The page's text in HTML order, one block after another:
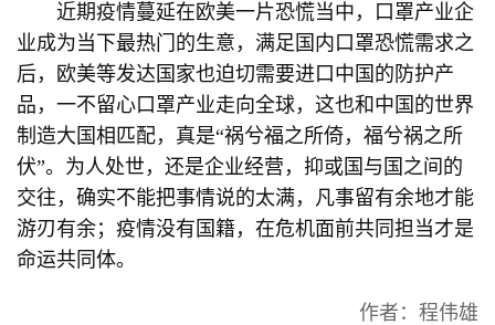
近期疫情蔓延在欧美一片恐慌当中，口罩产业企
业成为当下最热门的生意，满足国内口罩恐慌需求之
后，欧美等发达国家也迫切需要进口中国的防护产
品，一不留心口罩产业走向全球，这也和中国的世界
制造大国相匹配，真是“祸兮福之所倚，福兮祸之所
伏”。为人处世，还是企业经营，抑或国与国之间的
交往，确实不能把事情说的太满，凡事留有余地才能
游刃有余；疫情没有国籍，在危机面前共同担当才是
命运共同体。
作者：程伟雄